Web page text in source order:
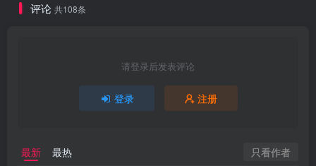
评论 共108条
请登录后发表评论
登录 注册
最新 最热 只看作者